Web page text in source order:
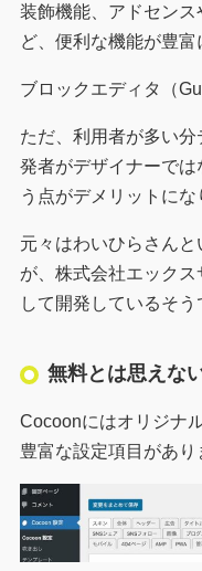
装飾機能、アドセン
ど、便利な機能が豊富
ブロックエディタ（
ただ、利用者が多い
発者がデザイナーで
う点がデメリットにな
元々はわいひらさん
が、株式会社エック
して開発しているそう
無料とは思えな
Cocoonにはオリジナ
豊富な設定項目があり